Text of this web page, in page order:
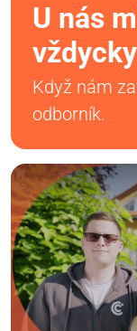
U nás
Když nám
odborník.